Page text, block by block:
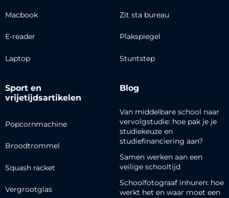
Macbook
E-reader
Laptop
Zit sta bureau
Plakspiegel
Stuntstep
Sport en
vrijetijdsartikelen
Popcornmachine
Broodtrommel
Squash racket
Vergrootglas
Blog
Van middelbare school naar
vervolgstudie: hoe pak je je
studiekeuze en
studiefinanciering aan?
Samen werken aan een
veilige schooltijd
Schoolfotograaf inhuren: hoe
werkt het en waar moet een